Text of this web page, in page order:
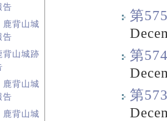
第
第
第
告
背山城
告
山城跡
背山城
告
背山城